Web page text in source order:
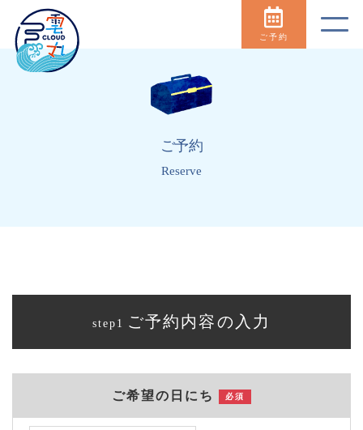
ご予約
ご予約
Reserve
step1 ご予約内容の入力
ご希望の日にち 必須